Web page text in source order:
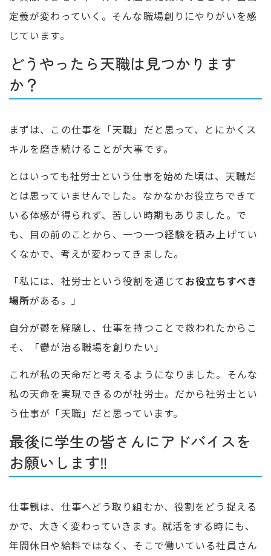
定義が変わっていく。そんな職場創りにやりがいを感
じています。
どうやったら天職は見つかります
か？
まずは、この仕事を「天職」だと思って、とにかくス
キルを磨き続けることが大事です。
とはいっても社労士という仕事を始めた頃は、天職だ
とは思っていませんでした。なかなかお役立ちできて
いる体感が得られず、苦しい時期もありました。で
も、目の前のことから、一つ一つ経験を積み上げてい
くなかで、考えが変わってきました。
「私には、社労士という役割を通じてお役立ちすべき
場所がある。」
自分が鬱を経験し、仕事を持つことで救われたからこ
そ、「鬱が治る職場を創りたい」
これが私の天命だと考えるようになりました。そんな
私の天命を実現できるのが社労士。だから社労士とい
う仕事が「天職」だと思っています。
最後に学生の皆さんにアドバイスを
お願いします‼
仕事観は、仕事へどう取り組むか、役割をどう捉える
かで、大きく変わっていきます。就活をする時にも、
年間休日や給料ではなく、そこで働いている社員さん